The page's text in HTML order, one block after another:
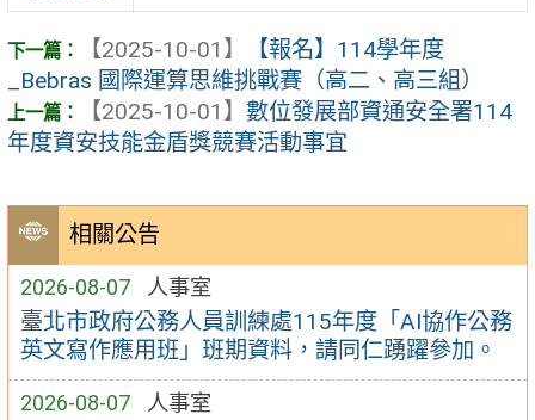
相關公告
2026-08-07 人事室
臺北市政府公務人員訓練處115年度「AI協作公務
英文寫作應用班」班期資料，請同仁踴躍參加。
2026-08-07 人事室
【2025-10-01】
【報名】114學年度
_Bebras 國際運算思維挑戰賽（高二、高三組）
【2025-10-01】 數位發展部資通安全署114
年度資安技能金盾獎競賽活動事宜